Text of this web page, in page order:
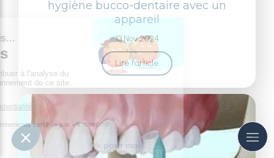
hygiène bucco-dentaire avec un
appareil
13 Nov 2024
Lire l'article